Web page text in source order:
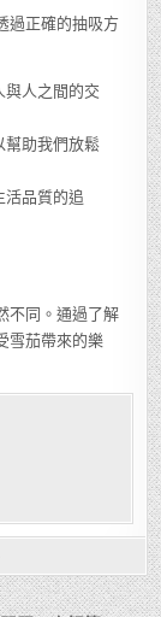
過正確的抽吸方
與人之間的交
幫助我們放鬆
活品質的追
不同。通過了解
雪茄帶來的樂